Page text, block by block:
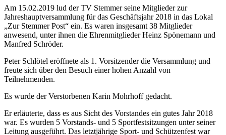
Am 15.02.2019 lud der TV Stemmer seine Mitglieder zur
Jahreshauptversammlung für das Geschäftsjahr 2018 in das Lokal
„Zur Stemmer Post“ ein. Es waren insgesamt 38 Mitglieder
anwesend, unter ihnen die Ehrenmitglieder Heinz Spönemann und
Manfred Schröder.
Peter Schlötel eröffnete als 1. Vorsitzender die Versammlung und
freute sich über den Besuch einer hohen Anzahl von
Teilnehmenden.
Es wurde der Verstorbenen Karin Mohrhoff gedacht.
Er erläuterte, dass es aus Sicht des Vorstandes ein gutes Jahr 2018
war. Es wurden 5 Vorstands- und 5 Sportfestsitzungen unter seiner
Leitung ausgeführt. Das letztjährige Sport- und Schützenfest war